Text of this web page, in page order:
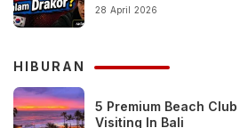
28 April 2026
HIBURAN
5 Premium Beach
Visiting In Bali